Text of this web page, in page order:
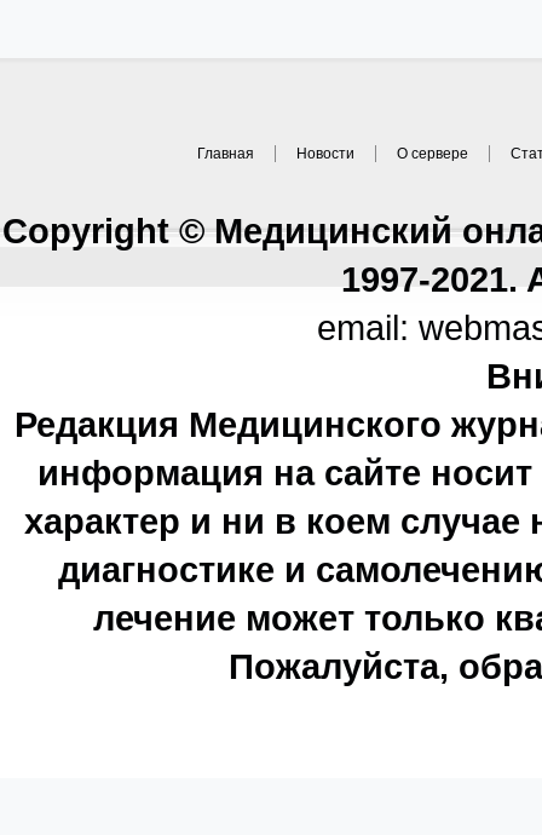
Главная Новости О сервере
Copyright © Медицинский
1997-2021.
email:
Редакция Медицинского
информация на сайте
характер и ни в коем
диагностике и
лечение может только
Пожалуйста,